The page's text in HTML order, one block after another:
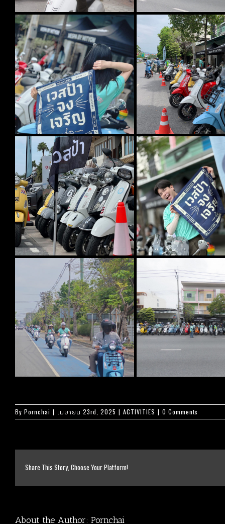
By Pornchai | เมษายน 23rd, 2025 | ACTIVITIES | 0 Comments
Share This Story, Choose Your Platform!
About the Author: Pornchai